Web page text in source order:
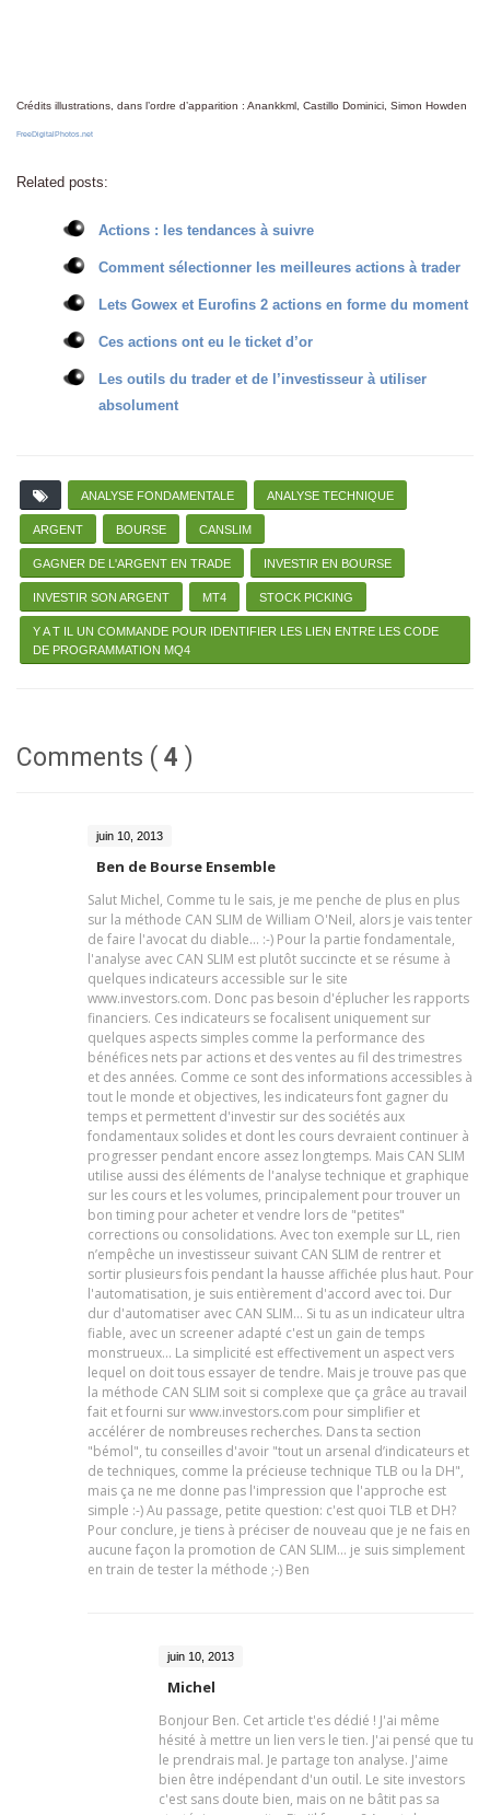
Crédits illustrations, dans l’ordre d’apparition : Anankkml, Castillo Dominici, Simon Howden
FreeDigitalPhotos.net
Related posts:
Actions : les tendances à suivre
Comment sélectionner les meilleures actions à trader
Lets Gowex et Eurofins 2 actions en forme du moment
Ces actions ont eu le ticket d’or
Les outils du trader et de l’investisseur à utiliser
absolument
ANALYSE FONDAMENTALE ANALYSE TECHNIQUE
ARGENT BOURSE CANSLIM
GAGNER DE L'ARGENT EN TRADE INVESTIR EN BOURSE
INVESTIR SON ARGENT MT4 STOCK PICKING
Y A T IL UN COMMANDE POUR IDENTIFIER LES LIEN ENTRE LES CODE
DE PROGRAMMATION MQ4
Comments ( 4 )
juin 10, 2013
Ben de Bourse Ensemble
Salut Michel, Comme tu le sais, je me penche de plus en plus
sur la méthode CAN SLIM de William O'Neil, alors je vais tenter
de faire l'avocat du diable... :-) Pour la partie fondamentale,
l'analyse avec CAN SLIM est plutôt succincte et se résume à
quelques indicateurs accessible sur le site
www.investors.com. Donc pas besoin d'éplucher les rapports
financiers. Ces indicateurs se focalisent uniquement sur
quelques aspects simples comme la performance des
bénéfices nets par actions et des ventes au fil des trimestres
et des années. Comme ce sont des informations accessibles à
tout le monde et objectives, les indicateurs font gagner du
temps et permettent d'investir sur des sociétés aux
fondamentaux solides et dont les cours devraient continuer à
progresser pendant encore assez longtemps. Mais CAN SLIM
utilise aussi des éléments de l'analyse technique et graphique
sur les cours et les volumes, principalement pour trouver un
bon timing pour acheter et vendre lors de "petites"
corrections ou consolidations. Avec ton exemple sur LL, rien
n’empêche un investisseur suivant CAN SLIM de rentrer et
sortir plusieurs fois pendant la hausse affichée plus haut. Pour
l'automatisation, je suis entièrement d'accord avec toi. Dur
dur d'automatiser avec CAN SLIM... Si tu as un indicateur ultra
fiable, avec un screener adapté c'est un gain de temps
monstrueux... La simplicité est effectivement un aspect vers
lequel on doit tous essayer de tendre. Mais je trouve pas que
la méthode CAN SLIM soit si complexe que ça grâce au travail
fait et fourni sur www.investors.com pour simplifier et
accélérer de nombreuses recherches. Dans ta section
"bémol", tu conseilles d'avoir "tout un arsenal d’indicateurs et
de techniques, comme la précieuse technique TLB ou la DH",
mais ça ne me donne pas l'impression que l'approche est
simple :-) Au passage, petite question: c'est quoi TLB et DH?
Pour conclure, je tiens à préciser de nouveau que je ne fais en
aucune façon la promotion de CAN SLIM... je suis simplement
en train de tester la méthode ;-) Ben
juin 10, 2013
Michel
Bonjour Ben. Cet article t'es dédié ! J'ai même
hésité à mettre un lien vers le tien. J'ai pensé que tu
le prendrais mal. Je partage ton analyse. J'aime
bien être indépendant d'un outil. Le site investors
c'est sans doute bien, mais on ne bâtit pas sa